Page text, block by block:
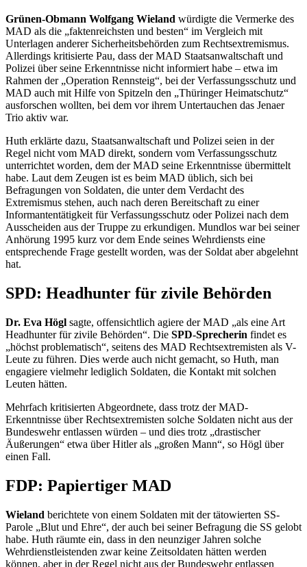
Grünen-Obmann Wolfgang Wieland würdigte die Vermerke des
MAD als die „faktenreichsten und besten“ im Vergleich mit
Unterlagen anderer Sicherheitsbehörden zum Rechtsextremismus.
Allerdings kritisierte Pau, dass der MAD Staatsanwaltschaft und
Polizei über seine Erkenntnisse nicht informiert habe – etwa im
Rahmen der „Operation Rennsteig“, bei der Verfassungsschutz und
MAD auch mit Hilfe von Spitzeln den „Thüringer Heimatschutz“
ausforschen wollten, bei dem vor ihrem Untertauchen das Jenaer
Trio aktiv war.
Huth erklärte dazu, Staatsanwaltschaft und Polizei seien in der
Regel nicht vom MAD direkt, sondern vom Verfassungsschutz
unterrichtet worden, dem der MAD seine Erkenntnisse übermittelt
habe. Laut dem Zeugen ist es beim MAD üblich, sich bei
Befragungen von Soldaten, die unter dem Verdacht des
Extremismus stehen, auch nach deren Bereitschaft zu einer
Informantentätigkeit für Verfassungsschutz oder Polizei nach dem
Ausscheiden aus der Truppe zu erkundigen. Mundlos war bei seiner
Anhörung 1995 kurz vor dem Ende seines Wehrdiensts eine
entsprechende Frage gestellt worden, was der Soldat aber abgelehnt
hat.
SPD: Headhunter für zivile Behörden
Dr. Eva Högl sagte, offensichtlich agiere der MAD „als eine Art
Headhunter für zivile Behörden“. Die SPD-Sprecherin findet es
„höchst problematisch“, seitens des MAD Rechtsextremisten als V-
Leute zu führen. Dies werde auch nicht gemacht, so Huth, man
engagiere vielmehr lediglich Soldaten, die Kontakt mit solchen
Leuten hätten.
Mehrfach kritisierten Abgeordnete, dass trotz der MAD-
Erkenntnisse über Rechtsextremisten solche Soldaten nicht aus der
Bundeswehr entlassen würden – und dies trotz „drastischer
Äußerungen“ etwa über Hitler als „großen Mann“, so Högl über
einen Fall.
FDP: Papiertiger MAD
Wieland berichtete von einem Soldaten mit der tätowierten SS-
Parole „Blut und Ehre“, der auch bei seiner Befragung die SS gelobt
habe. Huth räumte ein, dass in den neunziger Jahren solche
Wehrdienstleistenden zwar keine Zeitsoldaten hätten werden
können, aber in der Regel nicht aus der Bundeswehr entlassen